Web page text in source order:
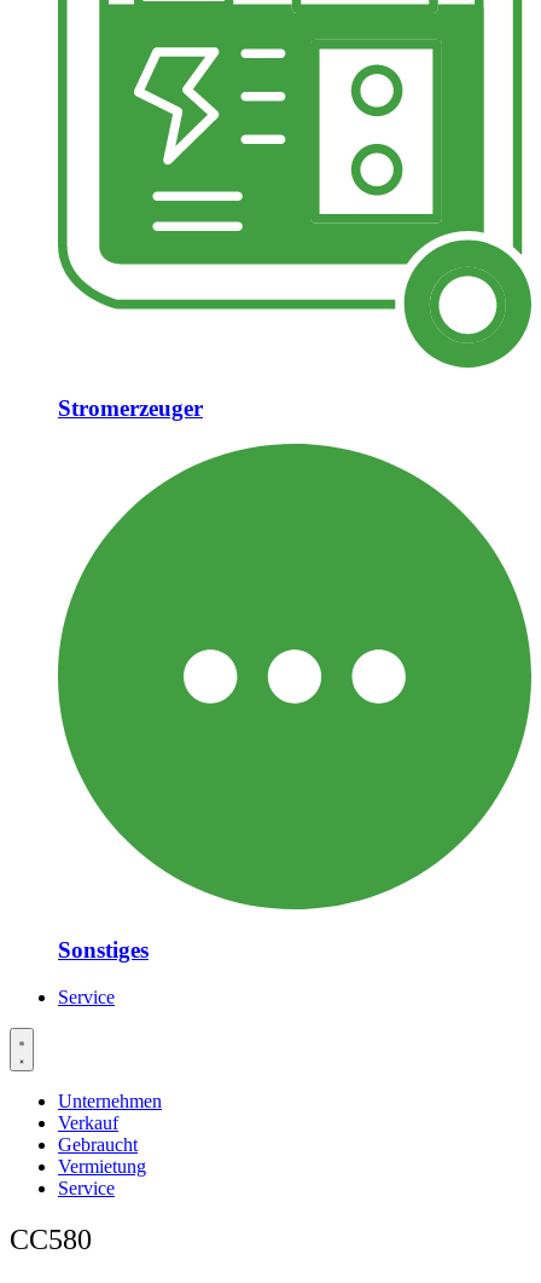
Stromerzeuger
Sonstiges
Service
Unternehmen
Verkauf
Gebraucht
Vermietung
Service
CC580